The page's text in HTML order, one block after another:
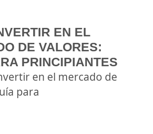
EN EL
DE VALORES:
PRINCIPIANTES
en el mercado de
para